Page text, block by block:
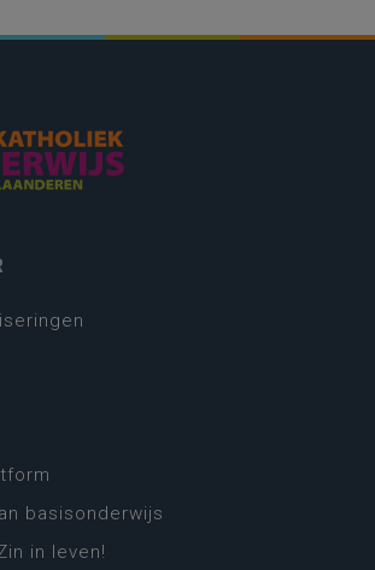
basisonderwijs
in leven!